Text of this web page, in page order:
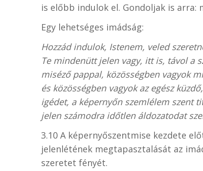
is előbb indulok el. Gondoljak is
Egy lehetséges imádság:
Hozzád indulok, Istenem, veled
Te mindenütt jelen vagy, itt is, távol a
miséző pappal, közösségben vagyok
és közösségben vagyok az egész
igédet, a képernyőn szemlélem szent
jelen számodra időtlen áldozatodat
3.10 A képernyőszentmise kezdete
jelenlétének megtapasztalását az
szeretet fényét.